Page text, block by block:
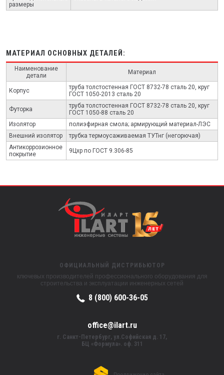
размеры
МАТЕРИАЛ ОСНОВНЫХ ДЕТАЛЕЙ:
Наименование
детали
Материал
Корпус
труба толстостенная ГОСТ 8732-78 сталь 20, круг
ГОСТ 1050-2013 сталь 20
Футорка
труба толстостенная ГОСТ 8732-78 сталь 20, круг
ГОСТ 1050-88 сталь 20
Изолятор
полиэфирная смола; армирующий материал-ЛЭС
Внешний изолятор
трубка термоусаживаемая ТУТнг (негорючая)
Антикоррозионное
покрытие
9Цхр по ГОСТ 9.306-85
ОФИЦИАЛЬНЫЙ ДИСТРИБЬЮТОР
ключевых производителей профессионального оборудования для
строительства и эксплуатации инженерных сетей
8 (800) 600-36-05
office@ilart.ru
г. Санкт-Петербург, ул.Софийская д. 17,
БЦ «Формула». оф. 311